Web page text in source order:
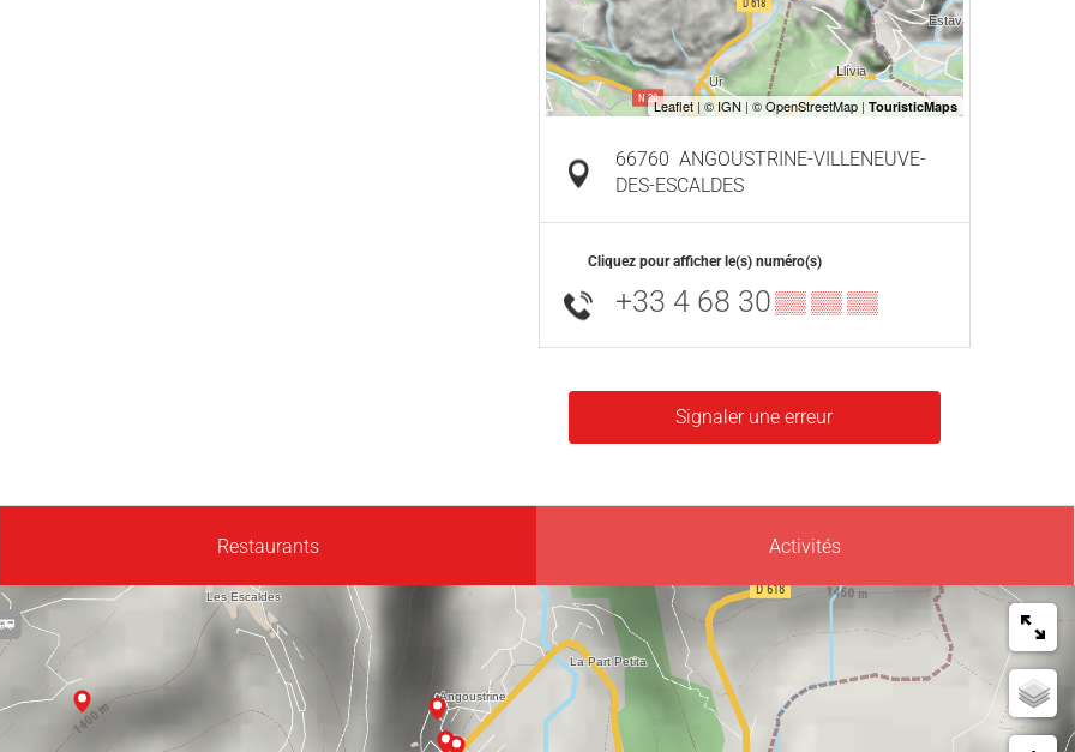
66760 ANGOUSTRINE-VILLENEUVE-
DES-ESCALDES
Cliquez pour afficher le(s) numéro(s)
+33 4 68 30▒▒ ▒▒ ▒▒
Signaler une erreur
Restaurants Activités